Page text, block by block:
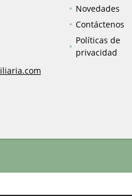
Novedades
Contáctenos
Políticas de
privacidad